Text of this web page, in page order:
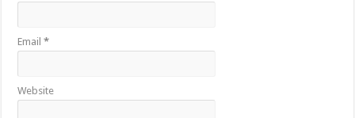
Email*
Website